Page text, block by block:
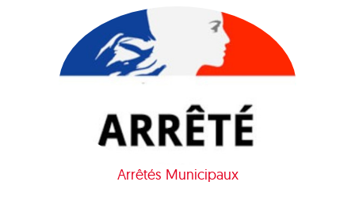
Arrêtés Municipaux